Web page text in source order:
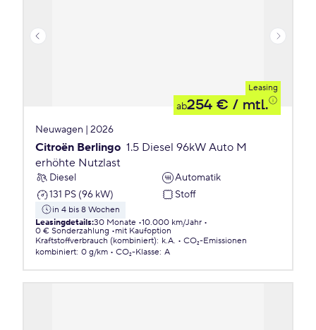
Leasing
ab254 € / mtl.
Neuwagen | 2026
Citroën Berlingo 1.5 Diesel 96kW Auto M
erhöhte Nutzlast
Diesel
Automatik
131 PS (96 kW)
Stoff
in 4 bis 8 Wochen
Leasingdetails:30 Monate 10.000 km/Jahr
0 € Sonderzahlung
mit Kaufoption
Kraftstoffverbrauch (kombiniert): k.A.
CO₂-Emissionen
kombiniert: 0 g/km CO₂-Klasse: A